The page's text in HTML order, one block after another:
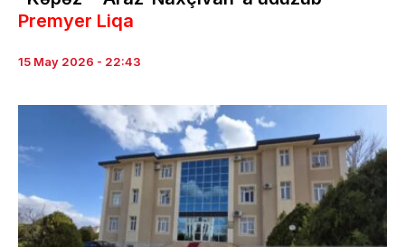
Premyer Liqa
15 May 2026 - 22:43